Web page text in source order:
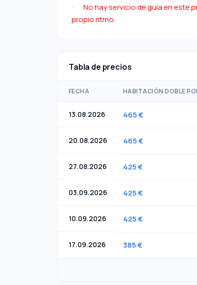
· No hay servicio de guía en este
propio ritmo.
Tabla de precios
FECHA HABITACIÓN DOBLE
13.08.2026 465 €
20.08.2026 465 €
27.08.2026 425 €
03.09.2026 425 €
10.09.2026 425 €
17.09.2026 385 €